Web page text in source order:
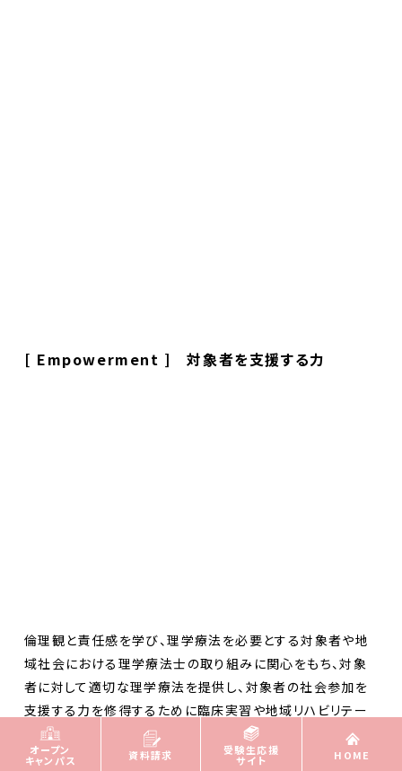
オープン
キャンパス 資料請求 受験生応援
サイト HOME
[ Empowerment ] 対象者を支援する力
倫理観と責任感を学び、理学療法を必要とする対象者や地
域社会における理学療法士の取り組みに関心をもち、対象
者に対して適切な理学療法を提供し、対象者の社会参加を
支援する力を修得するために臨床実習や地域リハビリテー
ション実習を含む専門専攻科目群を配置する。成果は専門
専攻科目群の成績により評価する。